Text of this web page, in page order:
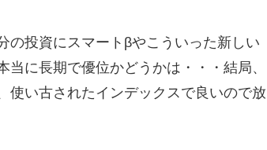
の投資にスマートβやこういった新しい
に長期で優位かどうかは・・・結局、
使い古されたインデックスで良いので放